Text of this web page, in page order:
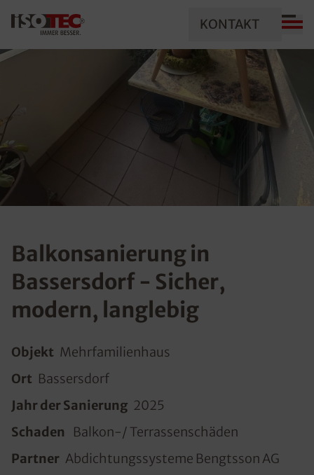
KONTAKT
Balkonsanierung in
Bassersdorf - Sicher,
modern, langlebig
Objekt Mehrfamilienhaus
Ort Bassersdorf
Jahr der Sanierung 2025
Schaden
Balkon-/ Terrassenschäden
Partner Abdichtungssysteme Bengtsson AG